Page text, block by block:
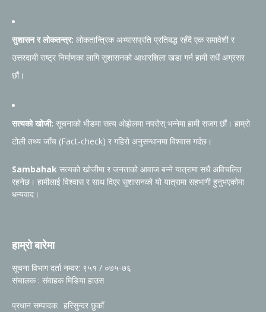
सुशासन र लोकतन्त्र: लोकतान्त्रिक अभ्यासप्रति प्रतिबद्ध रहँदै एक समावेशी र
उत्तरदायी राष्ट्र निर्माणका लागि सुशासनको आधारशिला खडा गर्न हामी सधैं अग्रसर
छौं।
सत्यको खोजी: सूचनाको भीडमा सत्य ओझेलमा नपरोस् भन्नेमा हामी सजग छौं। हाम्रो
टोली तथ्य जाँच (Fact-check) र गहिरो अनुसन्धानमा विश्वास गर्दछ।
Sambahak सत्यको खोजीमा र जनताको आवाज बन्ने यात्रामा सधैं अविचलित
रहनेछ। हामीलाई विश्वास र साथ दिएर सुशासनको यो यात्रामा सहभागी हुनुभएकोमा
धन्यवाद।
हाम्रो बारेमा
सूचना विभाग दर्ता नम्वर: ९५१ / ०७५-७६
संचालक : संवाहक मिडिया हाउस
प्रधान सम्पादक: हरिसुन्दर छुकाँ